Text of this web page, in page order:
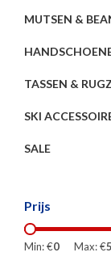
MUTSEN &
TASSEN &
SKI
SALE
Prijs
Min: €0 Max: €5